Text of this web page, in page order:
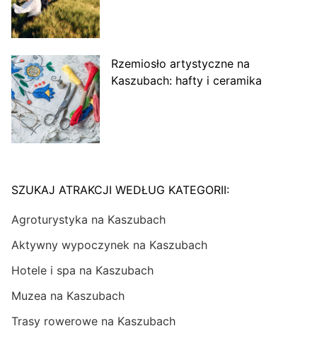
Rzemiosło artystyczne na
Kaszubach: hafty i ceramika
SZUKAJ ATRAKCJI WEDŁUG KATEGORII:
Agroturystyka na Kaszubach
Aktywny wypoczynek na Kaszubach
Hotele i spa na Kaszubach
Muzea na Kaszubach
Trasy rowerowe na Kaszubach